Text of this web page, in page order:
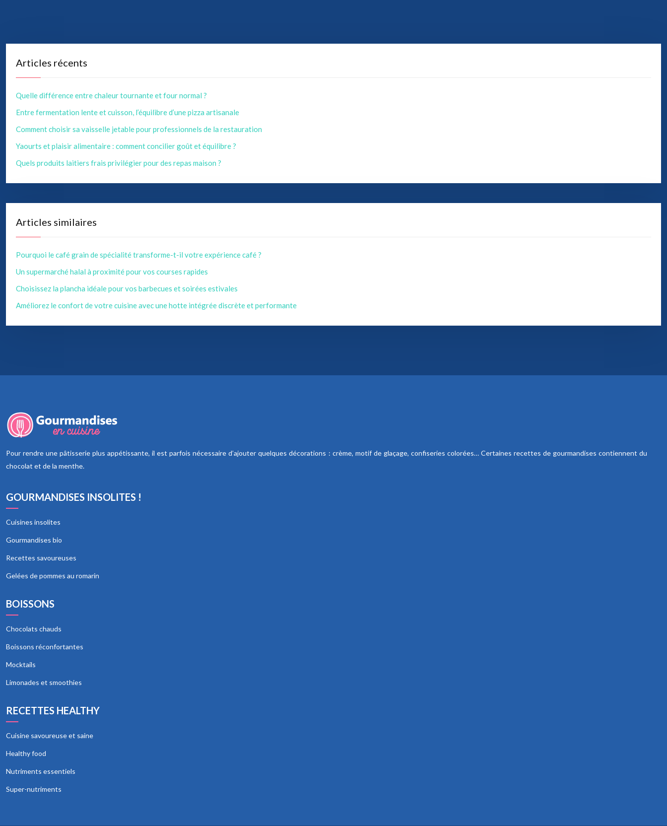
Articles récents
Quelle différence entre chaleur tournante et four normal ?
Entre fermentation lente et cuisson, l’équilibre d’une pizza artisanale
Comment choisir sa vaisselle jetable pour professionnels de la restauration
Yaourts et plaisir alimentaire : comment concilier goût et équilibre ?
Quels produits laitiers frais privilégier pour des repas maison ?
Articles similaires
Pourquoi le café grain de spécialité transforme-t-il votre expérience café ?
Un supermarché halal à proximité pour vos courses rapides
Choisissez la plancha idéale pour vos barbecues et soirées estivales
Améliorez le confort de votre cuisine avec une hotte intégrée discrète et performante
Pour rendre une pâtisserie plus appétissante, il est parfois nécessaire d’ajouter quelques décorations : crème, motif de glaçage, confiseries colorées… Certaines recettes de gourmandises contiennent du
chocolat et de la menthe.
GOURMANDISES INSOLITES !
Cuisines insolites
Gourmandises bio
Recettes savoureuses
Gelées de pommes au romarin
BOISSONS
Chocolats chauds
Boissons réconfortantes
Mocktails
Limonades et smoothies
RECETTES HEALTHY
Cuisine savoureuse et saine
Healthy food
Nutriments essentiels
Super-nutriments